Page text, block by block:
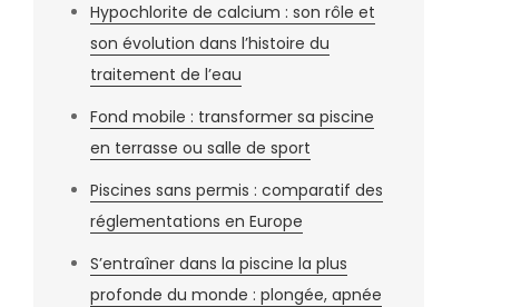
Hypochlorite de calcium : son rôle et
son évolution dans l’histoire du
traitement de l’eau
Fond mobile : transformer sa piscine
en terrasse ou salle de sport
Piscines sans permis : comparatif des
réglementations en Europe
S’entraîner dans la piscine la plus
profonde du monde : plongée, apnée